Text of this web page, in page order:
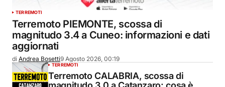
TERREMOTI
Terremoto PIEMONTE, scossa di
magnitudo 3.4 a Cuneo: informazioni e dati
aggiornati
di Andrea Bosetti9 Agosto 2026, 00:19
TERREMOTI
Terremoto CALABRIA, scossa di